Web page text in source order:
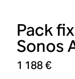
Pack
Sonos
1 188 €